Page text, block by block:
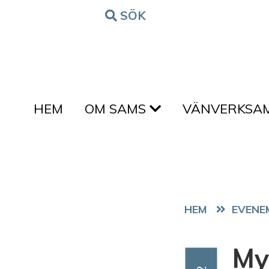
Hoppa till innehålletSÖK
HEM OM SAMS
HEM